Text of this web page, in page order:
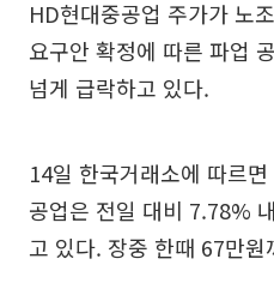
HD현대중공업 주가가 노
요구안 확정에 따른 파업
넘게 급락하고 있다.
14일 한국거래소에 따르
공업은 전일 대비 7.78%
고 있다. 장중 한때 67만